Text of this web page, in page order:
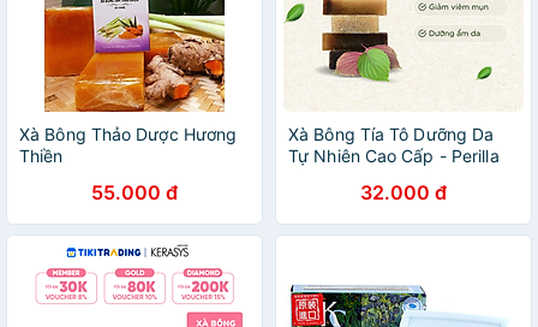
Xà Bông Thảo Dược Hương
Thiền
55.000 đ
Xà Bông Tía Tô Dưỡng Da
Tự Nhiên Cao Cấp - Perilla
32.000 đ